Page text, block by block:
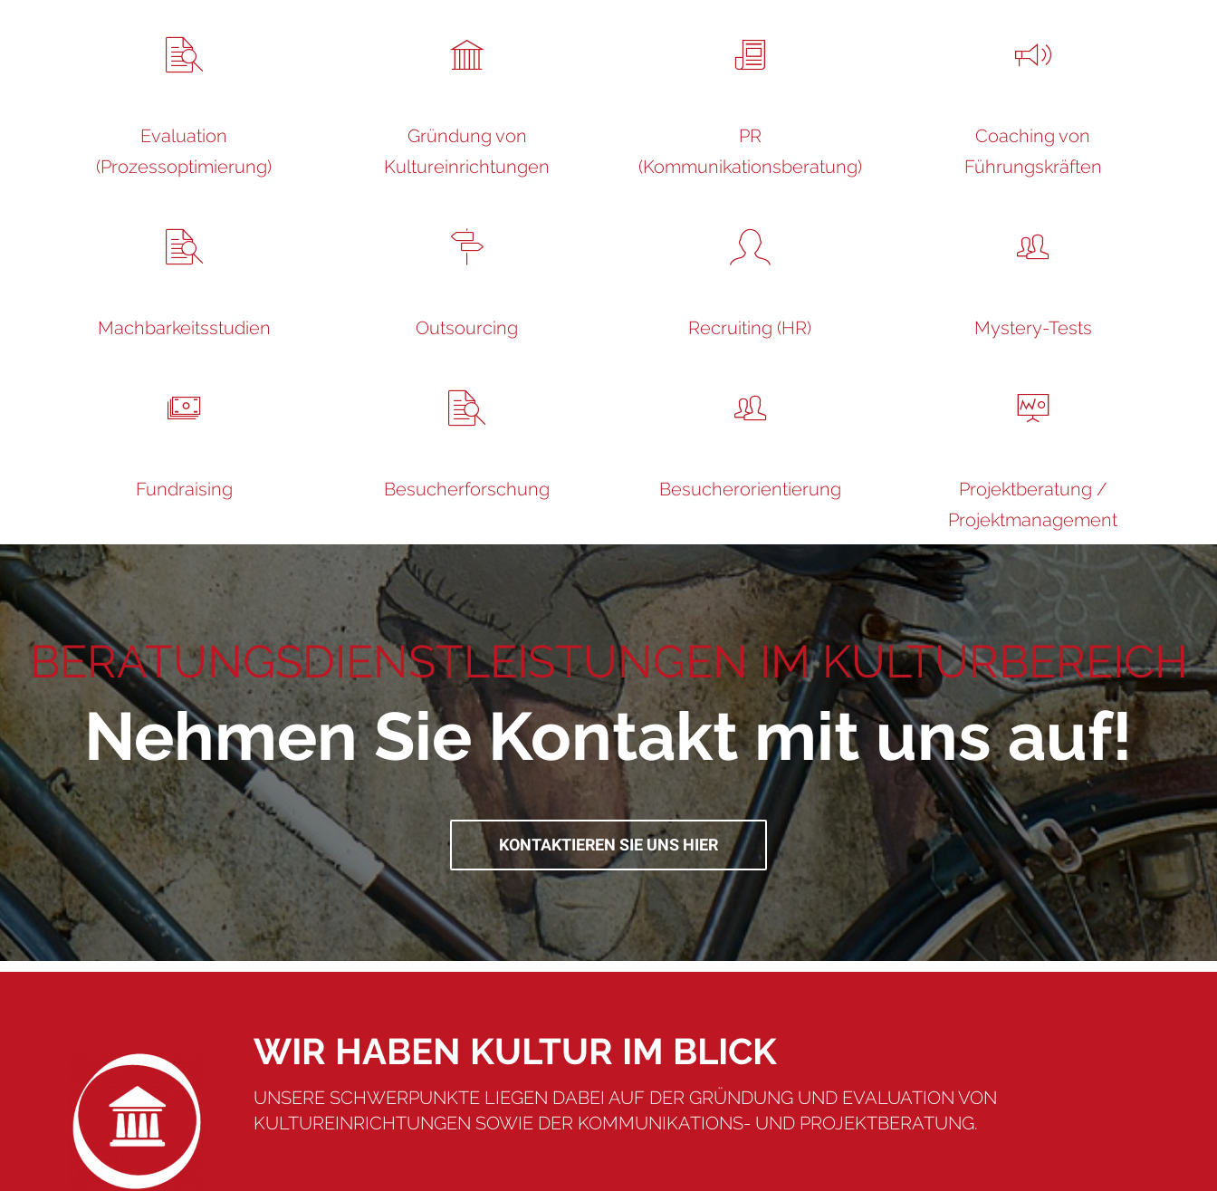
Evaluation
(Prozessoptimierung)
Gründung von
Kultureinrichtungen
PR
(Kommunikationsberatung)
Coaching von
Führungskräften
Machbarkeitsstudien Outsourcing Recruiting (HR) Mystery-Tests
Fundraising Besucherforschung Besucherorientierung
Projektberatung /
Projektmanagement
BERATUNGSDIENSTLEISTUNGEN IM KULTURBEREICH
Nehmen Sie Kontakt mit uns auf!
KONTAKTIEREN SIE UNS HIER
WIR HABEN KULTUR IM BLICK
UNSERE SCHWERPUNKTE LIEGEN DABEI AUF DER GRÜNDUNG UND EVALUATION VON
KULTUREINRICHTUNGEN SOWIE DER KOMMUNIKATIONS- UND PROJEKTBERATUNG.